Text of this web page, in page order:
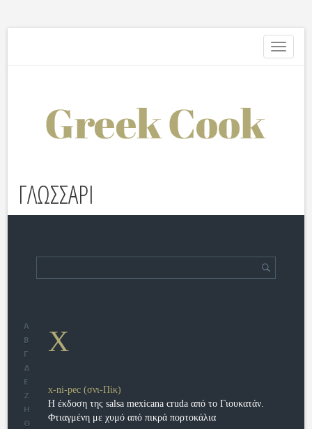
Toggle
ΓΛΩΣΣΑΡΙ
Α
Β
Γ
Δ
Ε
Ζ
Η
Θ
X
x-ni-pec (σνι-Πίκ)
Η έκδοση της salsa mexicana cruda από το Γιουκατάν.
Φτιαγμένη με χυμό από πικρά πορτοκάλια